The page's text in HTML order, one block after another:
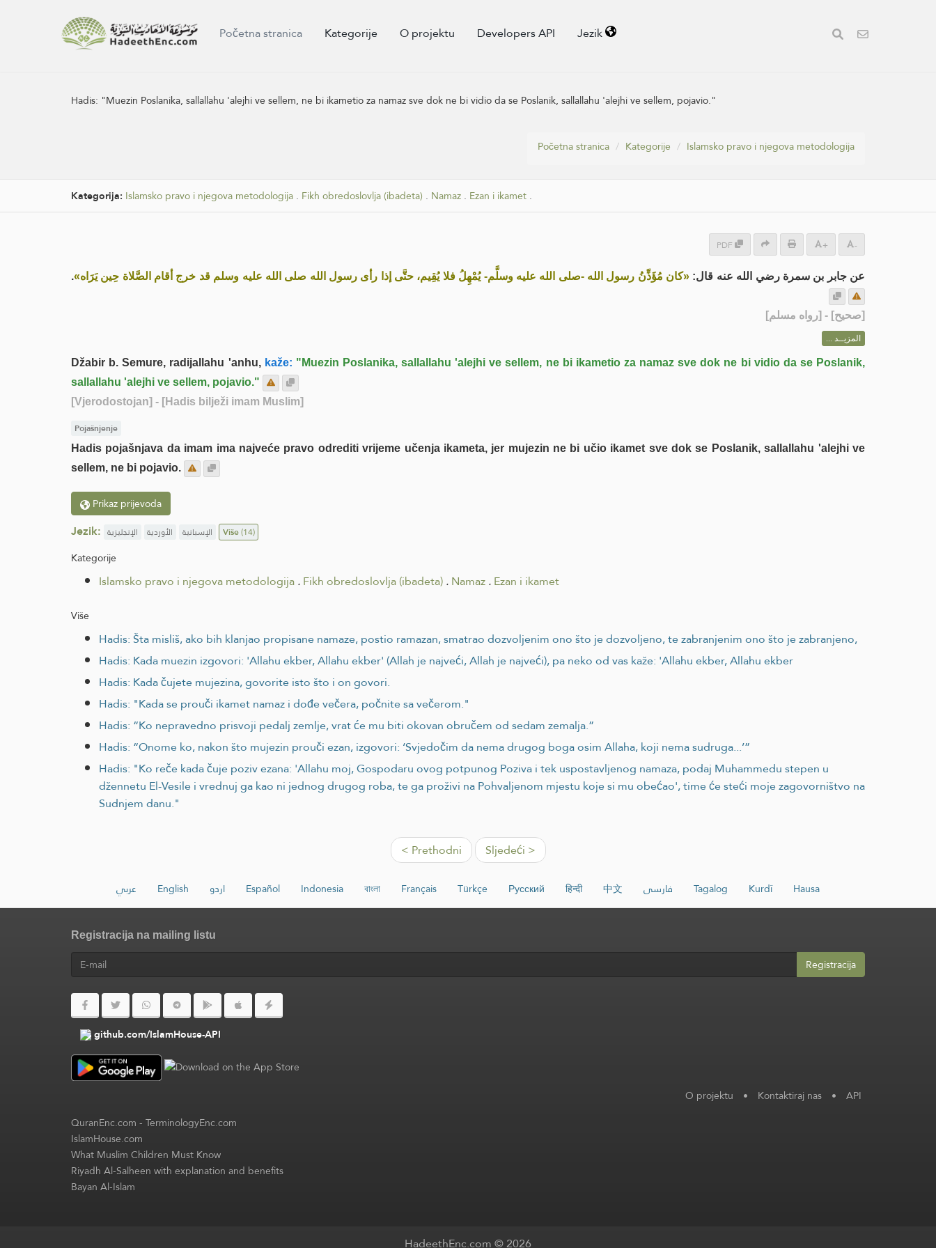
Početna stranica Kategorije O projektu Developers API Jezik
Hadis: "Muezin Poslanika, sallallahu 'alejhi ve sellem, ne bi ikametio za namaz sve dok ne bi vidio da se Poslanik, sallallahu 'alejhi ve sellem, pojavio."
Početna stranica Kategorije Islamsko pravo i njegova metodologija
Kategorija: Islamsko pravo i njegova metodologija . Fikh obredoslovlja (ibadeta) . Namaz . Ezan i ikamet .
PDF + -
عن جابر بن سمرة رضي الله عنه قال: «كان مُؤَذِّنُ رسول الله -صلى الله عليه وسلَّم- يُمْهِلُ فلا يُقِيم، حتَّى إذا رأى رسول الله صلى الله عليه وسلم قد خرج أقام الصَّلاة حِين يَرَاه».
[صحيح] - [رواه مسلم]
المزيــد ...
Džabir b. Semure, radijallahu 'anhu,kaže: "Muezin Poslanika, sallallahu 'alejhi ve sellem, ne bi ikametio za namaz sve dok ne bi vidio da se Poslanik,
sallallahu 'alejhi ve sellem, pojavio."
[Vjerodostojan] - [Hadis bilježi imam Muslim]
Pojašnjenje
Hadis pojašnjava da imam ima najveće pravo odrediti vrijeme učenja ikameta, jer mujezin ne bi učio ikamet sve dok se Poslanik, sallallahu 'alejhi ve
sellem, ne bi pojavio.
Prikaz prijevoda
Jezik: الإنجليزية الأوردية الإسبانية Više(14)
Kategorije
Islamsko pravo i njegova metodologija.Fikh obredoslovlja (ibadeta).Namaz.Ezan i ikamet
Više
Hadis: Šta misliš, ako bih klanjao propisane namaze, postio ramazan, smatrao dozvoljenim ono što je dozvoljeno, te zabranjenim ono što je zabranjeno,
Hadis: Kada muezin izgovori: 'Allahu ekber, Allahu ekber' (Allah je najveći, Allah je najveći), pa neko od vas kaže: 'Allahu ekber, Allahu ekber
Hadis: Kada čujete mujezina, govorite isto što i on govori.
Hadis: "Kada se prouči ikamet namaz i dođe večera, počnite sa večerom."
Hadis: “Ko nepravedno prisvoji pedalj zemlje, vrat će mu biti okovan obručem od sedam zemalja.”
Hadis: “Onome ko, nakon što mujezin prouči ezan, izgovori: ‘Svjedočim da nema drugog boga osim Allaha, koji nema sudruga...’”
Hadis: "Ko reče kada čuje poziv ezana: 'Allahu moj, Gospodaru ovog potpunog Poziva i tek uspostavljenog namaza, podaj Muhammedu stepen u
džennetu El-Vesile i vrednuj ga kao ni jednog drugog roba, te ga proživi na Pohvaljenom mjestu koje si mu obećao', time će steći moje zagovorništvo na
Sudnjem danu."
< Prethodni Sljedeći >
عربي English اردو Español Indonesia বাংলা Français Türkçe Русский हिन्दी 中文 فارسی Tagalog Kurdî Hausa
Registracija na mailing listu
Registracija
github.com/IslamHouse-API
O projektu • Kontaktiraj nas • API
QuranEnc.com-TerminologyEnc.com
IslamHouse.com
What Muslim Children Must Know
Riyadh Al-Salheen with explanation and benefits
Bayan Al-Islam
HadeethEnc.com © 2026